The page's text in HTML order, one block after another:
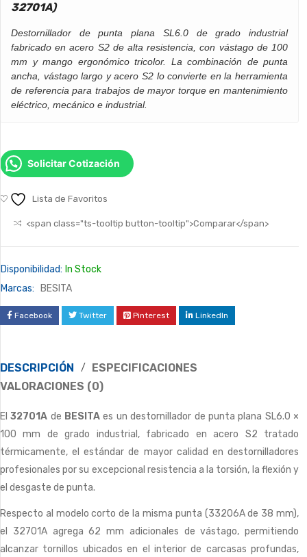
32701A)
Destornillador de punta plana SL6.0 de grado industrial
fabricado en acero S2 de alta resistencia, con vástago de 100
mm y mango ergonómico tricolor. La combinación de punta
ancha, vástago largo y acero S2 lo convierte en la herramienta
de referencia para trabajos de mayor torque en mantenimiento
eléctrico, mecánico e industrial.
Solicitar Cotización
Lista de Favoritos
<span class="ts-tooltip button-tooltip">Comparar</span>
Disponibilidad: In Stock
Marcas:
BESITA
Facebook Twitter Pinterest LinkedIn
DESCRIPCIÓN
ESPECIFICACIONES
VALORACIONES (0)
El32701A de BESITA es un destornillador de punta plana SL6.0 ×
100 mm de grado industrial, fabricado en acero S2 tratado
térmicamente, el estándar de mayor calidad en destornilladores
profesionales por su excepcional resistencia a la torsión, la flexión y
el desgaste de punta.
Respecto al modelo corto de la misma punta (33206A de 38 mm),
el 32701A agrega 62 mm adicionales de vástago, permitiendo
alcanzar tornillos ubicados en el interior de carcasas profundas,